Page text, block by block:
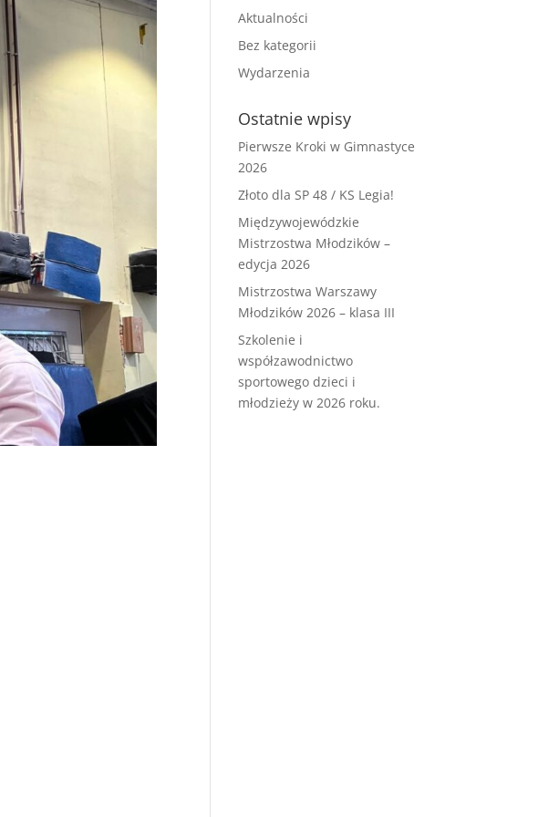
Aktualności
Bez kategorii
Wydarzenia
Ostatnie wpisy
Pierwsze Kroki w Gimnastyce
2026
Złoto dla SP 48 / KS Legia!
Międzywojewódzkie
Mistrzostwa Młodzików –
edycja 2026
Mistrzostwa Warszawy
Młodzików 2026 – klasa III
Szkolenie i
współzawodnictwo
sportowego dzieci i
młodzieży w 2026 roku.